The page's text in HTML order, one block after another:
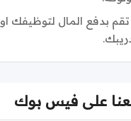
تقم بدفع المال لتوظيفك او
على فيس بوك